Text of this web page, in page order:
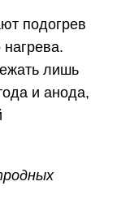
подогрев
нагрева.
лишь
и анода,